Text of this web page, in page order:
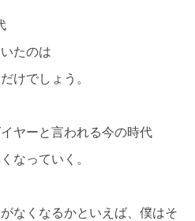
たのは
けでしょう。
ヤーと言われる今の時代
なっていく。
なくなるかといえば、僕はそ